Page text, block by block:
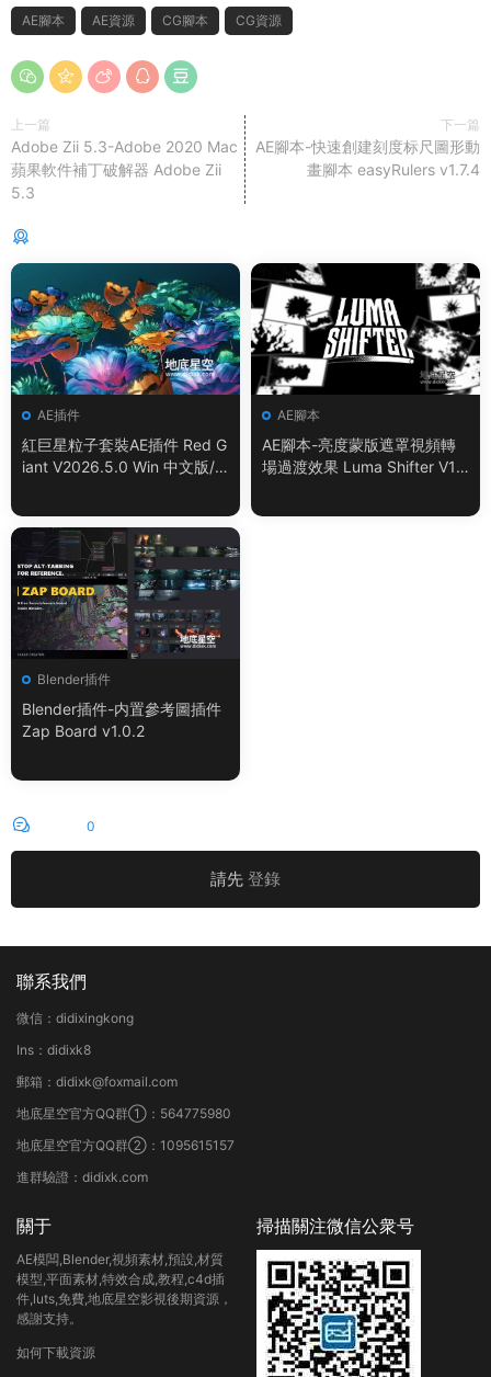
AE腳本 AE資源 CG腳本 CG資源
上一篇
Adobe Zii 5.3-Adobe 2020 Mac
蘋果軟件補丁破解器 Adobe Zii
5.3
下一篇
AE腳本-快速創建刻度标尺圖形動
畫腳本 easyRulers v1.7.4
AE插件
紅巨星粒子套裝AE插件 Red G
iant V2026.5.0 Win 中文版/
AE腳本
AE腳本-亮度蒙版遮罩視頻轉
場過渡效果 Luma Shifter V1.
Blender插件
Blender插件-内置參考圖插件
Zap Board v1.0.2
0
請先 登錄
聯系我們
微信：didixingkong
Ins：didixk8
郵箱：didixk@foxmail.com
地底星空官方QQ群①：564775980
地底星空官方QQ群②：1095615157
進群驗證：didixk.com
關于
AE模闆,Blender,視頻素材,預設,材質
模型,平面素材,特效合成,教程,c4d插
件,luts,免費,地底星空影視後期資源，
感謝支持。
如何下載資源
掃描關注微信公衆号